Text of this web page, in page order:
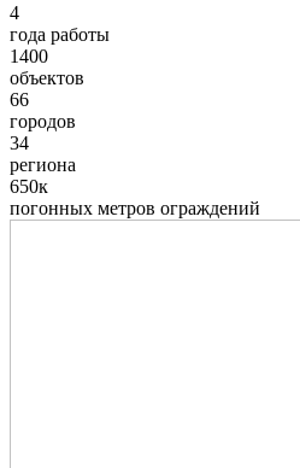
4
года работы
1400
объектов
66
городов
34
региона
650к
погонных метров ограждений